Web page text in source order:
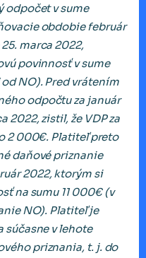
odpočet v sume
obdobie február
marca 2022,
povinnosť v sume
NO). Pred vrátením
odpočtu za január
2022, zistil, že VDP za
2 000€. Platiteľ preto
daňové priznanie
2022, ktorým si
na sumu 11 000€ (v
NO). Platiteľ je
súčasne v lehote
priznania, t. j. do